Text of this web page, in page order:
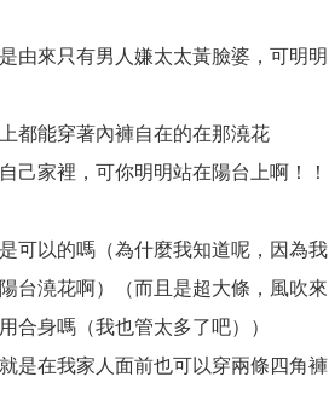
由來只有男人嫌太太黃臉婆，可明明
都能穿著內褲自在的在那澆花
己家裡，可你明明站在陽台上啊！！
可以的嗎（為什麼我知道呢，因為我
台澆花啊）（而且是超大條，風吹來
合身嗎（我也管太多了吧））
是在我家人面前也可以穿兩條四角褲